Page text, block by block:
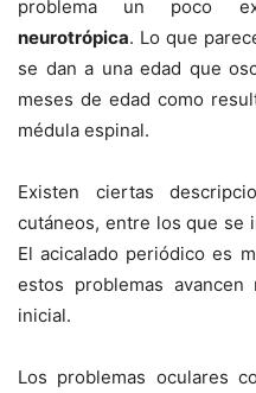
problema un poco
neurotrópica. Lo que
se dan a una edad que
meses de edad como
médula espinal.
Existen ciertas
cutáneos, entre los que se
El acicalado periódico es
estos problemas
inicial.
Los problemas oculares